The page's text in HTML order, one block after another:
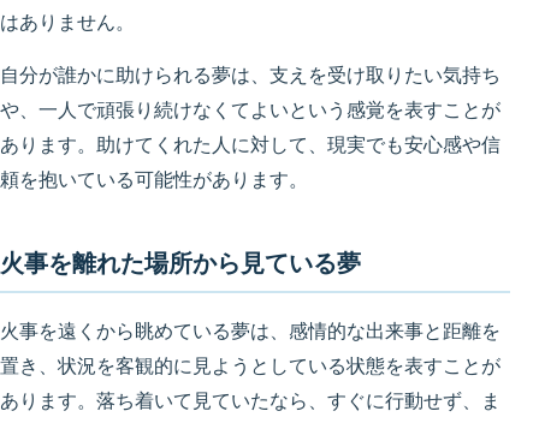
はありません。
自分が誰かに助けられる夢は、支えを受け取りたい気持ち
や、一人で頑張り続けなくてよいという感覚を表すことが
あります。助けてくれた人に対して、現実でも安心感や信
頼を抱いている可能性があります。
火事を離れた場所から見ている夢
火事を遠くから眺めている夢は、感情的な出来事と距離を
置き、状況を客観的に見ようとしている状態を表すことが
あります。落ち着いて見ていたなら、すぐに行動せず、ま